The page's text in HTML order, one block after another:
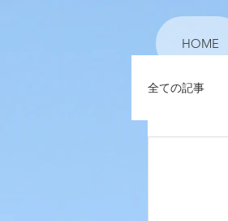
全ての記事
HOME